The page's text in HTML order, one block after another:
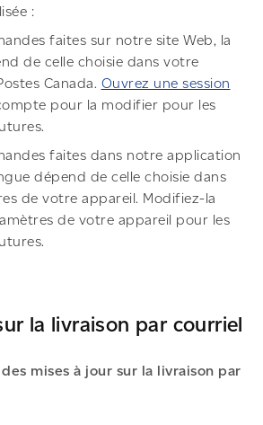
:
faites sur notre site Web, la
de celle choisie dans votre
Canada. Ouvrez une session
pour la modifier pour les
faites dans notre application
dépend de celle choisie dans
de votre appareil. Modifiez-la
de votre appareil pour les
la livraison par courriel
mises à jour sur la livraison par